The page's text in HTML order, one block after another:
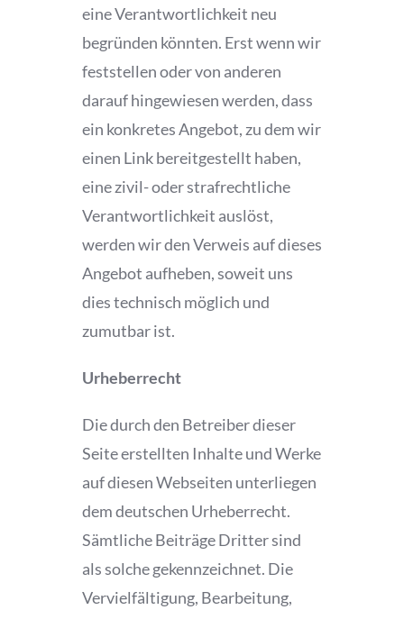
eine Verantwortlichkeit neu
begründen könnten. Erst wenn wir
feststellen oder von anderen
darauf hingewiesen werden, dass
ein konkretes Angebot, zu dem wir
einen Link bereitgestellt haben,
eine zivil- oder strafrechtliche
Verantwortlichkeit auslöst,
werden wir den Verweis auf dieses
Angebot aufheben, soweit uns
dies technisch möglich und
zumutbar ist.
Urheberrecht
Die durch den Betreiber dieser
Seite erstellten Inhalte und Werke
auf diesen Webseiten unterliegen
dem deutschen Urheberrecht.
Sämtliche Beiträge Dritter sind
als solche gekennzeichnet. Die
Vervielfältigung, Bearbeitung,